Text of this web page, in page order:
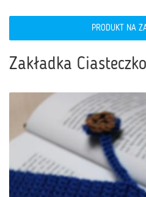
PRODUKT NA
Zakładka